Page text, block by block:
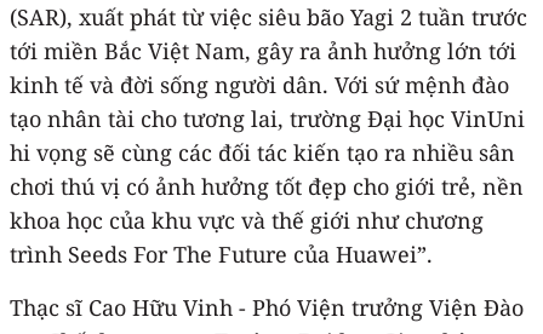
(SAR), xuất phát từ việc siêu bão Yagi 2 tuần trước
tới miền Bắc Việt Nam, gây ra ảnh hưởng lớn tới
kinh tế và đời sống người dân. Với sứ mệnh đào
tạo nhân tài cho tương lai, trường Đại học VinUni
hi vọng sẽ cùng các đối tác kiến tạo ra nhiều sân
chơi thú vị có ảnh hưởng tốt đẹp cho giới trẻ, nền
khoa học của khu vực và thế giới như chương
trình Seeds For The Future của Huawei”.
Thạc sĩ Cao Hữu Vinh - Phó Viện trưởng Viện Đào